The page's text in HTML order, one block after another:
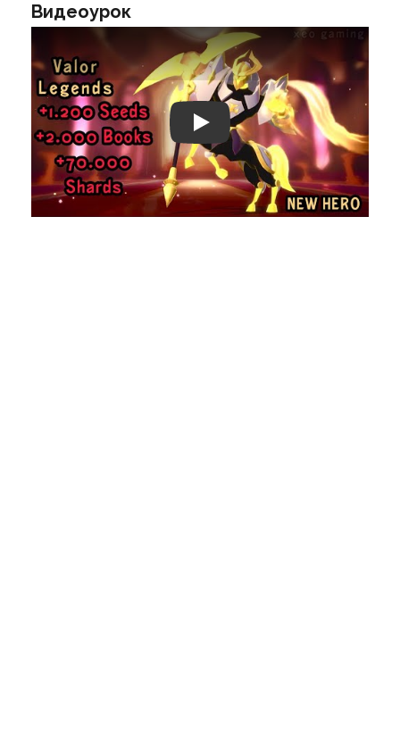
Видеоурок
Play: Keynote (Google I/O '18)